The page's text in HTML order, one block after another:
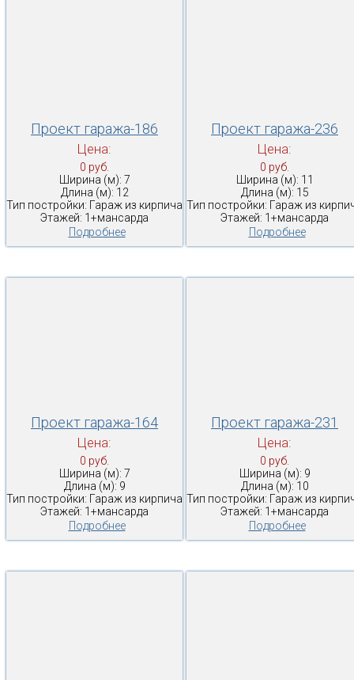
Проект гаража-186
Цена:
0 руб.
Ширина (м): 7
Длина (м): 12
Тип постройки: Гараж из кирпича
Этажей: 1+мансарда
Подробнее
Проект гаража-236
Цена:
0 руб.
Ширина (м): 11
Длина (м): 15
Тип постройки: Гараж из
Этажей: 1+мансарда
Подробнее
Проект гаража-164
Цена:
0 руб.
Ширина (м): 7
Длина (м): 9
Тип постройки: Гараж из кирпича
Этажей: 1+мансарда
Подробнее
Проект гаража-231
Цена:
0 руб.
Ширина (м): 9
Длина (м): 10
Тип постройки: Гараж из
Этажей: 1+мансарда
Подробнее